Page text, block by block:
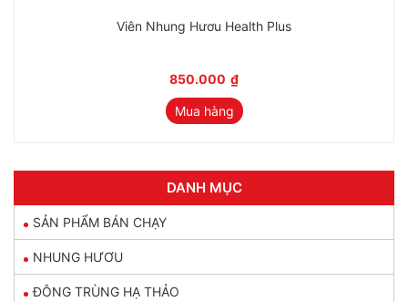
Viên Nhung Hươu Health Plus
850.000 ₫
Mua hàng
DANH MỤC
SẢN PHẨM BÁN CHẠY
NHUNG HƯƠU
ĐÔNG TRÙNG HẠ THẢO